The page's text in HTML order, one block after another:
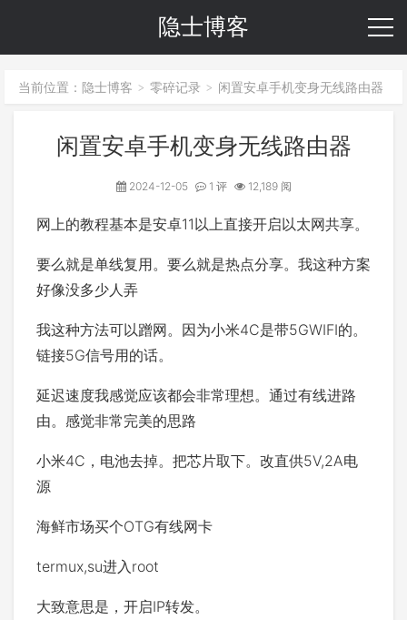
隐士博客
当前位置： 隐士博客 > 零碎记录 > 闲置安卓手机变身无线路由器
闲置安卓手机变身无线路由器
2024-12-05 1 评 12,189 阅
网上的教程基本是安卓11以上直接开启以太网共享。
要么就是单线复用。要么就是热点分享。我这种方案
好像没多少人弄
我这种方法可以蹭网。因为小米4C是带5GWIFI的。
链接5G信号用的话。
延迟速度我感觉应该都会非常理想。通过有线进路
由。感觉非常完美的思路
小米4C，电池去掉。把芯片取下。改直供5V,2A电
源
海鲜市场买个OTG有线网卡
termux,su进入root
大致意思是，开启IP转发。